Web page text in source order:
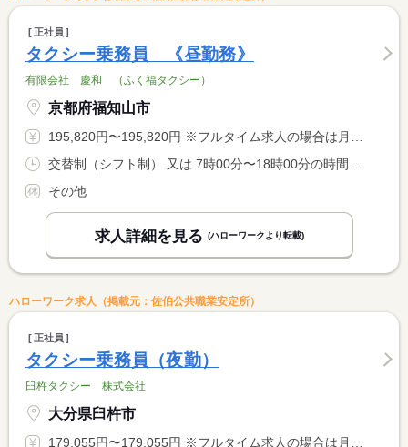
正社員
タクシー乗務員 《昼勤務》
有限会社 慶和 （ふく福タクシー）
京都府福知山市
195,820円〜195,820円 ※フルタイム求人の場合は月額（換算額）、パート求人の場合は時間額を表示しています。
その他
求人詳細を見る (ハローワークより転載)
ハローワーク求人（掲載元：佐伯公共職業安定所）
正社員
タクシー乗務員（夜勤）
臼杵タクシー 株式会社
大分県臼杵市
179,055円〜179,055円 ※フルタイム求人の場合は月額（換算額）、パート求人の場合は時間額を表示しています。